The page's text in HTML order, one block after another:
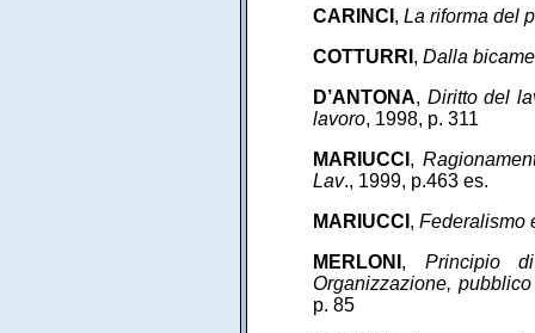
CARINCI , La riforma del
COTTURRI , Dalla
D’ANTONA, Diritto del
lavoro, 1998, p. 311
MARIUCCI ,
Lav., 1999, p.463 es.
MARIUCCI , Federalismo
MERLONI , Principio
Organizzazione,
p. 85